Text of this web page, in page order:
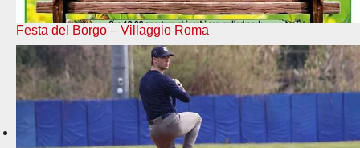
Festa del Borgo – Villaggio Roma